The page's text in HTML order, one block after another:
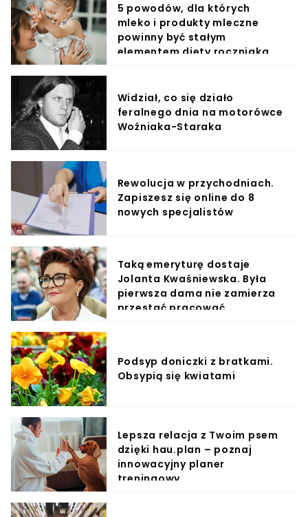
5 powodów, dla których
mleko i produkty mleczne
powinny być stałym
elementem diety roczniaka
Widział, co się działo
feralnego dnia na motorówce
Woźniaka-Staraka
Rewolucja w przychodniach.
Zapiszesz się online do 8
nowych specjalistów
Taką emeryturę dostaje
Jolanta Kwaśniewska. Była
pierwsza dama nie zamierza
przestać pracować
Podsyp doniczki z bratkami.
Obsypią się kwiatami
Lepsza relacja z Twoim psem
dzięki hau.plan – poznaj
innowacyjny planer
treningowy